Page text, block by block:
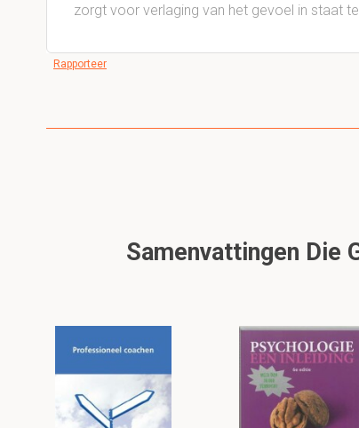
zorgt voor verlaging van het gevoel in staat
Rapporteer
Samenvattingen Die